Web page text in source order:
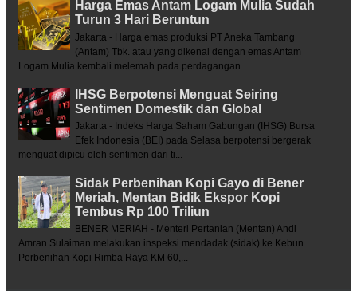
Harga Emas Antam Logam Mulia Sudah
Turun 3 Hari Beruntun
Jakarta - Harga emas produksi PT Aneka Tambang
(Antam) Tbk. atau yang dikenal dengan emas Antam
Logam Mulia kembali melemah pada perdagangan...
IHSG Berpotensi Menguat Seiring
Sentimen Domestik dan Global
Jakarta - Indeks Harga Saham Gabungan (IHSG) Bursa
Efek Indonesia (BEI) pada Selasa berpotensi bergerak
menguat dipicu oleh sentimen dari ti...
Sidak Perbenihan Kopi Gayo di Bener
Meriah, Mentan Bidik Ekspor Kopi
Tembus Rp 100 Triliun
BENER MERIAH - Menteri Pertanian (Mentan) Andi
Amran Sulaiman melakukan inspeksi mendadak (sidak) ke Kebun
Perbenihan Kopi Rimba Raya KM 60,...